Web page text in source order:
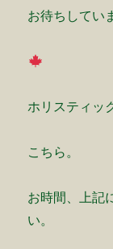
お待ちしてい
ホリスティッ
こちら。
お時間、上記
い。